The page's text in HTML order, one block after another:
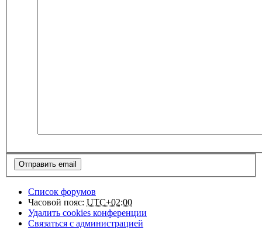
Список форумов
Часовой пояс: UTC+02:00
Удалить cookies конференции
Связаться с администрацией